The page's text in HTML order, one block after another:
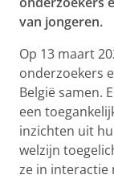
van jongeren.
Op 13 maart
onderzoekers
België samen.
een
inzichten uit
welzijn
ze in interactie